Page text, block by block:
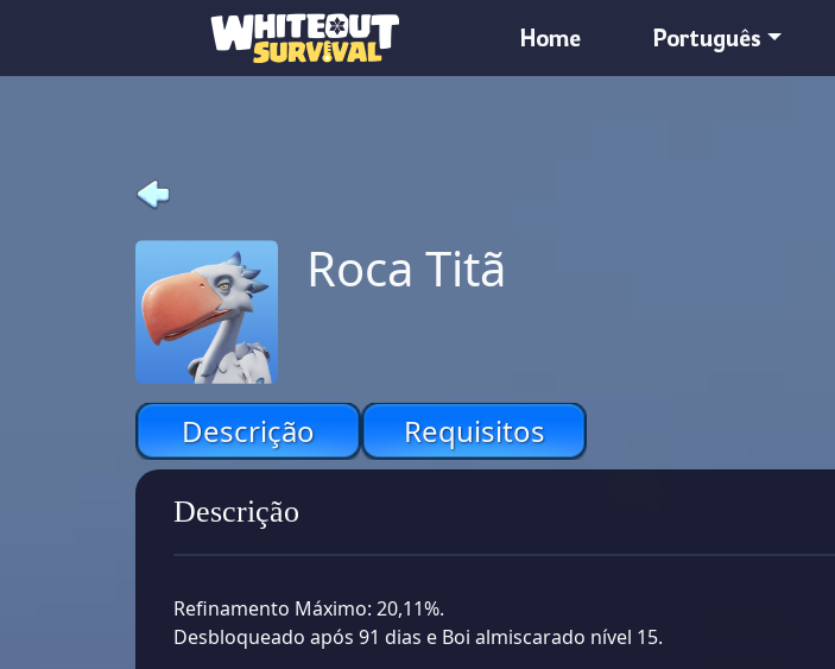
Home Português
Roca Titã
Descrição Requisitos
Descrição
Refinamento Máximo: 20,11%.
Desbloqueado após 91 dias e Boi almiscarado nível 15.